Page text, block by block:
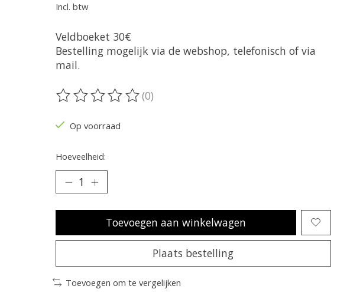
Incl. btw
Veldboeket 30€
Bestelling mogelijk via de webshop, telefonisch of via
mail.
De beoordeling van dit product is
(0)
Op voorraad
Hoeveelheid:
Toevoegen aan winkelwagen
Plaats bestelling
Toevoegen om te vergelijken